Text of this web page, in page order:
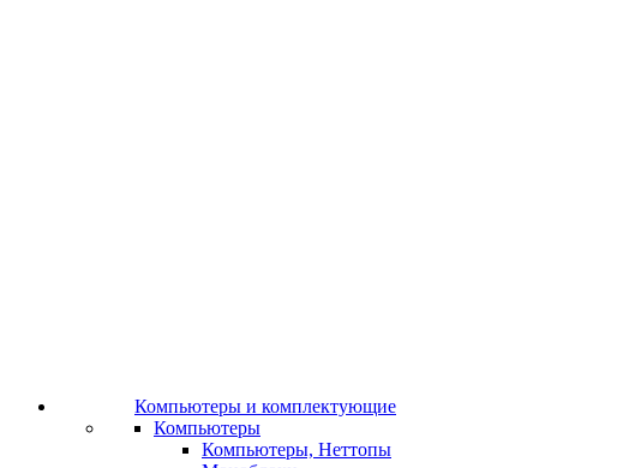
Компьютеры и комплектующие
Компьютеры
Компьютеры, Неттопы